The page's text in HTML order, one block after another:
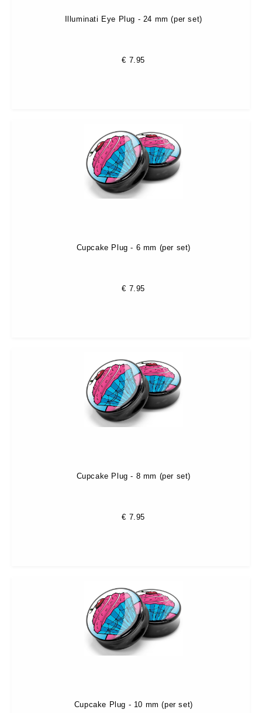
Illuminati Eye Plug - 24 mm (per set)
€ 7.95
Cupcake Plug - 6 mm (per set)
€ 7.95
Cupcake Plug - 8 mm (per set)
€ 7.95
Cupcake Plug - 10 mm (per set)